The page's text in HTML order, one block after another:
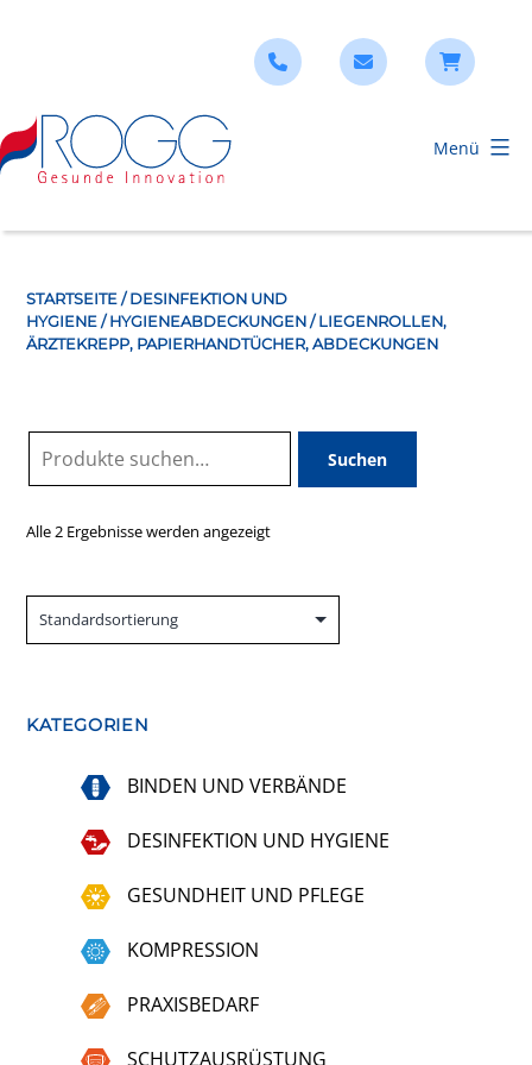
Verbandstoffe
Menü
STARTSEITE /DESINFEKTION UND
HYGIENE /HYGIENEABDECKUNGEN / LIEGENROLLEN,
ÄRZTEKREPP, PAPIERHANDTÜCHER, ABDECKUNGEN
nach:
Suchen
Alle 2 Ergebnisse werden angezeigt
KATEGORIEN
BINDEN UND VERBÄNDE
DESINFEKTION UND HYGIENE
GESUNDHEIT UND PFLEGE
KOMPRESSION
PRAXISBEDARF
SCHUTZAUSRÜSTUNG